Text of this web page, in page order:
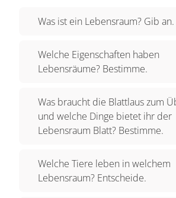
Was ist ein Lebensraum? Gib an.
Welche Eigenschaften haben
Lebensräume? Bestimme.
Was braucht die Blattlaus zum
und welche Dinge bietet ihr der
Lebensraum Blatt? Bestimme.
Welche Tiere leben in welchem
Lebensraum? Entscheide.